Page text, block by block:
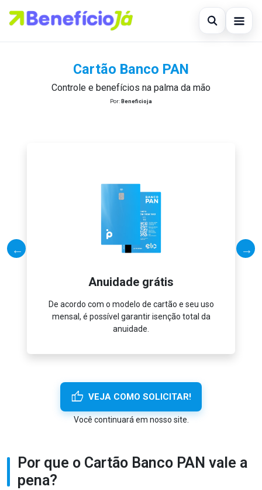
Abrir busca
Empréstimo
Buscar no site
Cartão Banco PAN
Controle e benefícios na palma da mão
Por: Beneficioja
Anuidade grátis
De acordo com o modelo de cartão e seu uso
mensal, é possível garantir isenção total da
anuidade.
thumb_up VEJA COMO SOLICITAR!
Você continuará em nosso site.
Por que o Cartão Banco PAN vale a
pena?